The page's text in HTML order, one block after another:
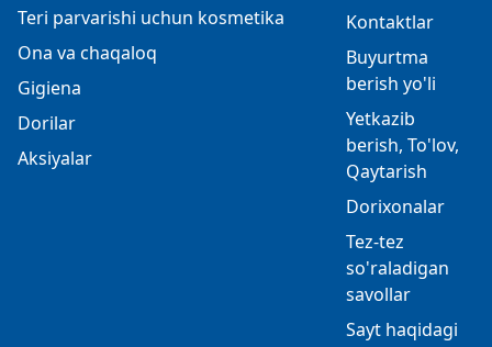
Teri parvarishi uchun kosmetika
Ona va chaqaloq
Gigiena
Dorilar
Aksiyalar
Kontaktlar
Buyurtma
berish yo'li
Yetkazib
berish, To'lov,
Qaytarish
Dorixonalar
Tez-tez
so'raladigan
savollar
Sayt haqidagi